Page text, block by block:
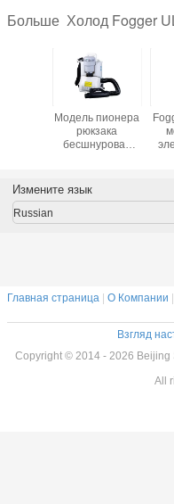
Больше Холод Fogger
Модель пионера
рюкзака
бесшнуровая
приведенная в
действие
Измените язык
Russian
Главная страница | О Компании |
Взгляд
Copyright © 2014 - 2026 Beijing
All